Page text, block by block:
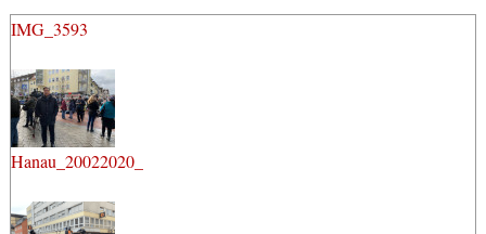
IMG_3593
Hanau_20022020_